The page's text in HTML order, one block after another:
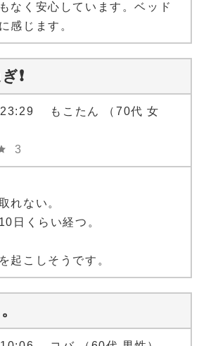
なく安心しています。ベッド
感じます。
❗
もこたん （70代 女
3
れない。
日くらい経つ。
起こしそうです。